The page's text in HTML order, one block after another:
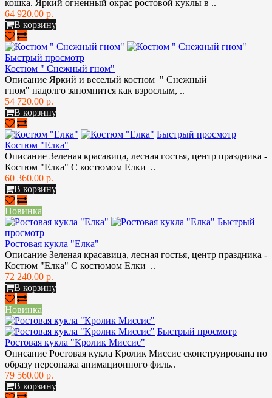
кошка. Яркий огненный окрас ростовой куклы в ..
64 920.00 р.
В корзину
Быстрый просмотр
Костюм " Снежный гном"
Описание Яркий и веселый костюм " Снежный
гном" надолго запомнится как взрослым, ..
54 720.00 р.
В корзину
Быстрый просмотр
Костюм "Елка"
Описание Зеленая красавица, лесная гостья, центр праздника -
Костюм "Елка" С костюмом Елки ..
60 360.00 р.
В корзину
Новинка
Быстрый
просмотр
Ростовая кукла "Елка"
Описание Зеленая красавица, лесная гостья, центр праздника -
Костюм "Елка" С костюмом Елки ..
72 240.00 р.
В корзину
Новинка
Быстрый просмотр
Ростовая кукла "Кролик Миссис"
Описание Ростовая кукла Кролик Миссис сконструирована по
образу персонажа анимационного филь..
79 560.00 р.
В корзину